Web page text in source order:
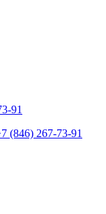
91
(846) 267-73-91